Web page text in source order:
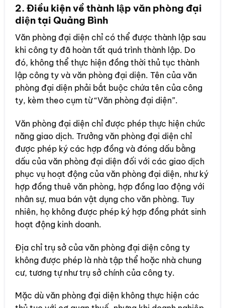
2. Điều kiện về thành lập văn phòng đại
diện tại Quảng Bình
Văn phòng đại diện chỉ có thể được thành lập sau
khi công ty đã hoàn tất quá trình thành lập. Do
đó, không thể thực hiện đồng thời thủ tục thành
lập công ty và văn phòng đại diện. Tên của văn
phòng đại diện phải bắt buộc chứa tên của công
ty, kèm theo cụm từ “Văn phòng đại diện”.
Văn phòng đại diện chỉ được phép thực hiện chức
năng giao dịch. Trưởng văn phòng đại diện chỉ
được phép ký các hợp đồng và đóng dấu bằng
dấu của văn phòng đại diện đối với các giao dịch
phục vụ hoạt động của văn phòng đại diện, như ký
hợp đồng thuê văn phòng, hợp đồng lao động với
nhân sự, mua bán vật dụng cho văn phòng. Tuy
nhiên, họ không được phép ký hợp đồng phát sinh
hoạt động kinh doanh.
Địa chỉ trụ sở của văn phòng đại diện công ty
không được phép là nhà tập thể hoặc nhà chung
cư, tương tự như trụ sở chính của công ty.
Mặc dù văn phòng đại diện không thực hiện các